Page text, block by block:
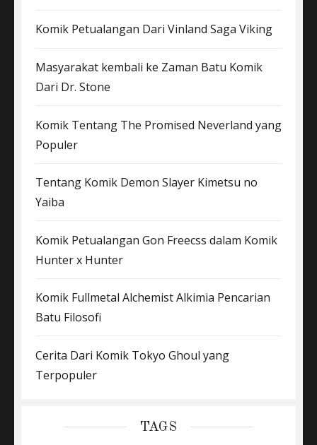
Komik Petualangan Dari Vinland Saga Viking
Masyarakat kembali ke Zaman Batu Komik
Dari Dr. Stone
Komik Tentang The Promised Neverland yang
Populer
Tentang Komik Demon Slayer Kimetsu no
Yaiba
Komik Petualangan Gon Freecss dalam Komik
Hunter x Hunter
Komik Fullmetal Alchemist Alkimia Pencarian
Batu Filosofi
Cerita Dari Komik Tokyo Ghoul yang
Terpopuler
TAGS